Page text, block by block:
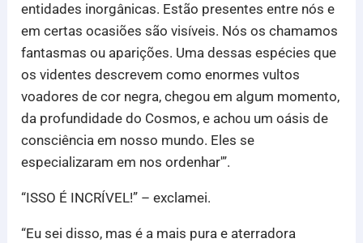
entidades inorgânicas. Estão presentes entre nós e
em certas ocasiões são visíveis. Nós os chamamos
fantasmas ou aparições. Uma dessas espécies que
os videntes descrevem como enormes vultos
voadores de cor negra, chegou em algum momento,
da profundidade do Cosmos, e achou um oásis de
consciência em nosso mundo. Eles se
especializaram em nos ordenhar'”.
“ISSO É INCRÍVEL!” – exclamei.
“Eu sei disso, mas é a mais pura e aterradora